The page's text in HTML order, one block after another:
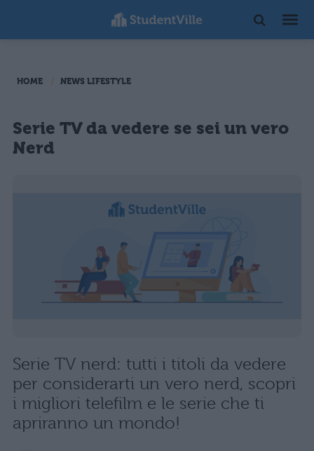
HOME NEWS LIFESTYLE
Serie TV da vedere se sei un vero
Nerd
Serie TV nerd: tutti i titoli da vedere
per considerarti un vero nerd, scopri
i migliori telefilm e le serie che ti
apriranno un mondo!